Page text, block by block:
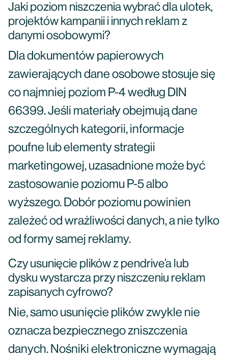
Jaki poziom niszczenia wybrać dla ulotek,
projektów kampanii i innych reklam z
danymi osobowymi?
Dla dokumentów papierowych
zawierających dane osobowe stosuje się
co najmniej poziom P-4 według DIN
66399. Jeśli materiały obejmują dane
szczególnych kategorii, informacje
poufne lub elementy strategii
marketingowej, uzasadnione może być
zastosowanie poziomu P-5 albo
wyższego. Dobór poziomu powinien
zależeć od wrażliwości danych, a nie tylko
od formy samej reklamy.
Czy usunięcie plików z pendrive’a lub
dysku wystarcza przy niszczeniu reklam
zapisanych cyfrowo?
Nie, samo usunięcie plików zwykle nie
oznacza bezpiecznego zniszczenia
danych. Nośniki elektroniczne wymagają